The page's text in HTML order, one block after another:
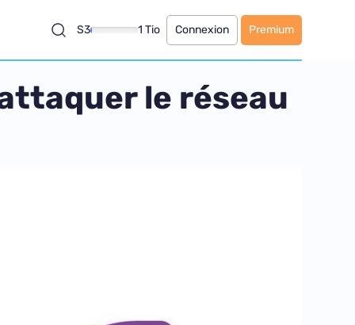
S3 1 Tio Connexion Premium
le réseau